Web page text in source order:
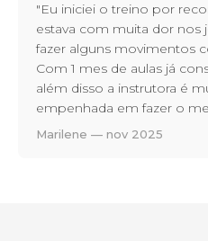
"Eu iniciei o treino por
estava com muita dor nos
fazer alguns movimentos
Com 1 mes de aulas já
além disso a instrutora é
empenhada em fazer o
Marilene — nov 2025